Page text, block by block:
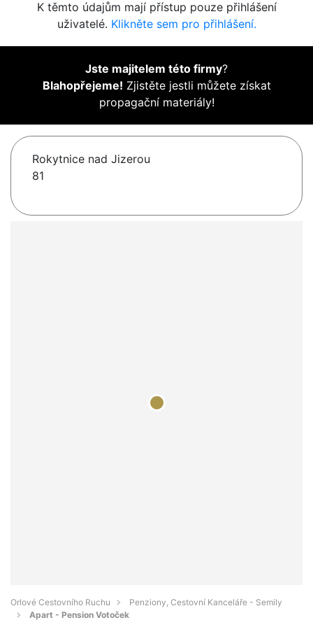
K těmto údajům mají přístup pouze přihlášení
uživatelé. Klikněte sem pro přihlášení.
Jste majitelem této firmy?
Blahopřejeme! Zjistěte jestli můžete získat
propagační materiály!
Rokytnice nad Jizerou
81
Orlové Cestovního Ruchu
Penziony, Cestovní Kanceláře - Semily
Apart - Pension Votoček